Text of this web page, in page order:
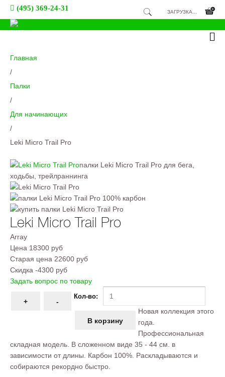
(495) 369-24-31 ЗАГРУЗКА...
Главная
/
Палки
/
Для начинающих
/
Leki Micro Trail Pro
палки Leki Micro Trail Pro для бега,
ходьбы, трейлраннинга
Leki Micro Trail Pro
Array
Цена 18300 руб
Старая цена 22600 руб
Скидка -4300 руб
Задать вопрос по товару
Кол-во:
Новая коллекция этого
года.
Профессиональная
складная модель. В сложенном виде 35 - 44 см. в
зависимости от длины. Карбон 100%. Раскладываются и
собираются рекордно быстро.